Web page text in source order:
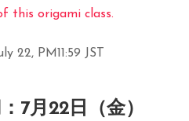
this origami class.
22, PM11:59 JST
7月22日（金）